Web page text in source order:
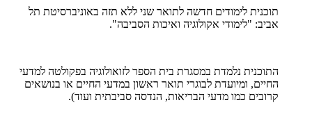
תוכנית לימודים חדשה לתואר שני ללא תזה באוניברסיטת תל
אביב: "לימודי אקולוגיה ואיכות הסביבה".
התוכנית נלמדת במסגרת בית הספר לזואולוגיה בפקולטה למדעי
החיים, ומיועדת לבוגרי תואר ראשון במדעי החיים או בנושאים
קרובים כמו מדעי הבריאות, הנדסה סביבתית ועוד).